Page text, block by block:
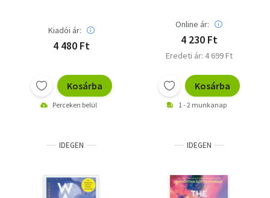
Kiadói ár:
4 480 Ft
Kosárba
Perceken belül
Online ár:
4 230 Ft
Eredeti ár: 4 699 Ft
Kosárba
1 - 2 munkanap
IDEGEN IDEGEN